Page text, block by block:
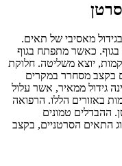
מאסיבי של תאים.
כאשר מתפתח בגוף
יוצא משליטה. חלוקת
בקצב מסחרר במקרים
גידול ממאיר, אשר עלול
באזורים הללו. הרפואה
ההבדלים טמונים
התאים הסרטניים, בקצב